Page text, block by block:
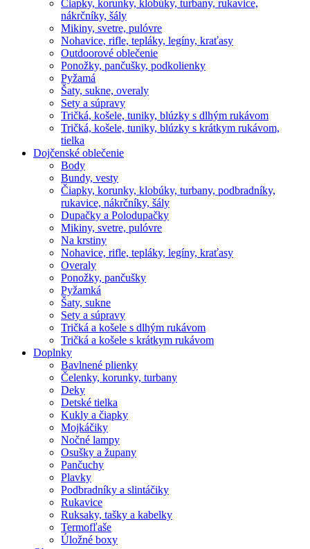
Čiapky, korunky, klobúky, turbany, rukavice,
nákrčníky, šály
Mikiny, svetre, pulóvre
Nohavice, rifle, tepláky, legíny, kraťasy
Outdoorové oblečenie
Ponožky, pančušky, podkolienky
Pyžamá
Šaty, sukne, overaly
Sety a súpravy
Tričká, košele, tuniky, blúzky s dlhým rukávom
Tričká, košele, tuniky, blúzky s krátkym rukávom,
tielka
Dojčenské oblečenie
Body
Bundy, vesty
Čiapky, korunky, klobúky, turbany, podbradníky,
rukavice, nákrčníky, šály
Dupačky a Polodupačky
Mikiny, svetre, pulóvre
Na krstiny
Nohavice, rifle, tepláky, legíny, kraťasy
Overaly
Ponožky, pančušky
Pyžamká
Šaty, sukne
Sety a súpravy
Tričká a košele s dlhým rukávom
Tričká a košele s krátkym rukávom
Doplnky
Bavlnené plienky
Čelenky, korunky, turbany
Deky
Detské tielka
Kukly a čiapky
Mojkáčiky
Nočné lampy
Osušky a župany
Pančuchy
Plavky
Podbradníky a slintáčiky
Rukavice
Ruksaky, tašky a kabelky
Termofľaše
Úložné boxy